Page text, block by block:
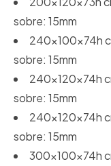
sobre: 15mm
240x100x74h
sobre: 15mm
240x120x74h
sobre: 15mm
240x120x74h
sobre: 15mm
300x100x74h